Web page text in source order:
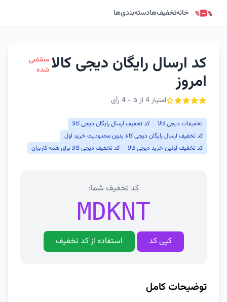
خانهتخفیف‌هادسته‌بندی‌ها
کد ارسال رایگان دیجی کالا
امروز
امتیاز 4 از ۵ - 4 رأی
منقضی
شده
تخفیفات دیجی کالا
کد تخفیف ارسال رایگان دیجی کالا
کد تخفیف ارسال رایگان دیجی کالا بدون محدودیت خرید اول
کد تخفیف اولین خرید دیجی کالا
کد تخفیف دیجی کالا برای همه کاربران
کد تخفیف شما:
MDKNT
کپی کد استفاده از کد تخفیف
توضیحات کامل